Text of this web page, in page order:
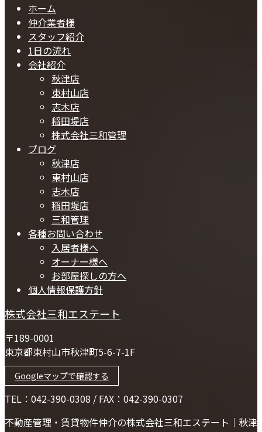
ホーム
仲介業者様
スタッフ紹介
1日の流れ
会社紹介
秋津店
東村山店
志木店
稲田堤店
株式会社三和管理
ブログ
秋津店
東村山店
志木店
稲田堤店
三和管理
各種お問い合わせ
入居者様へ
オーナー様へ
お部屋探しの方へ
個人情報保護方針
株式会社三和エステート
〒189-0001
東京都東村山市秋津町5-6-7-1F
Googleマップで確認する
TEL：042-390-0308 / FAX：042-390-0307
不動産管理・賃貸物件仲介の株式会社三和エステート｜秋